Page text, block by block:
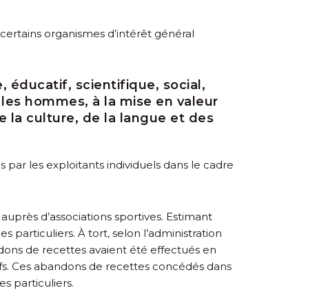
organismes d’intérêt général
éducatif, scientifique, social,
hommes, à la mise en valeur
la culture, de la langue et des
par les exploitants individuels dans le cadre
d’associations sportives. Estimant
particuliers. À tort, selon l’administration
de recettes avaient été effectués en
Ces abandons de recettes concédés dans
particuliers.